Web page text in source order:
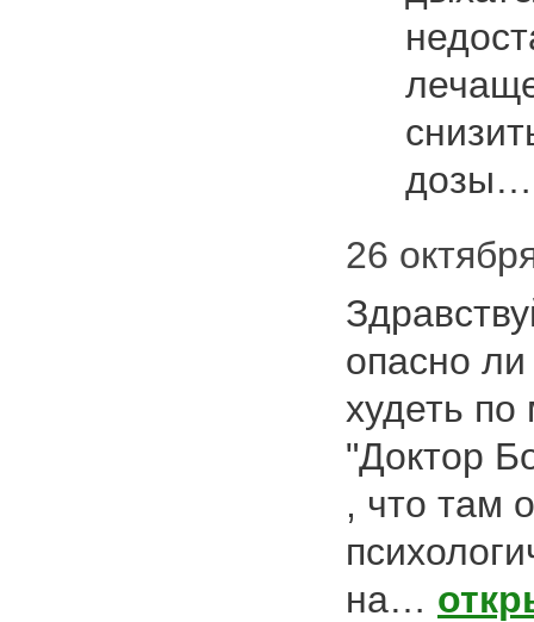
26
опасно
худеть
"Доктор
, что там
на…